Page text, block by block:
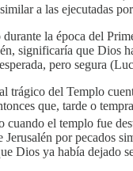
a las ejecutadas
la época del
significaría que Dios
pero segura
trágico del Templo
que, tarde o
cuando el templo fue
por pecados
Dios ya había dejado